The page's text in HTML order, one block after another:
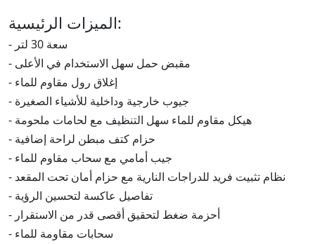
الميزات الرئيسية:
- سعة 30 لتر
- مقبض حمل سهل الاستخدام في الأعلى
- إغلاق رول مقاوم للماء
- جيوب خارجية وداخلية للأشياء الصغيرة
- هيكل مقاوم للماء سهل التنظيف مع لحامات ملحومة
- حزام كتف مبطن لراحة إضافية
- جيب أمامي مع سحاب مقاوم للماء
- نظام تثبيت فريد للدراجات النارية مع حزام أمان تحت المقعد
- تفاصيل عاكسة لتحسين الرؤية
- أحزمة ضغط لتحقيق أقصى قدر من الاستقرار
- سحابات مقاومة للماء